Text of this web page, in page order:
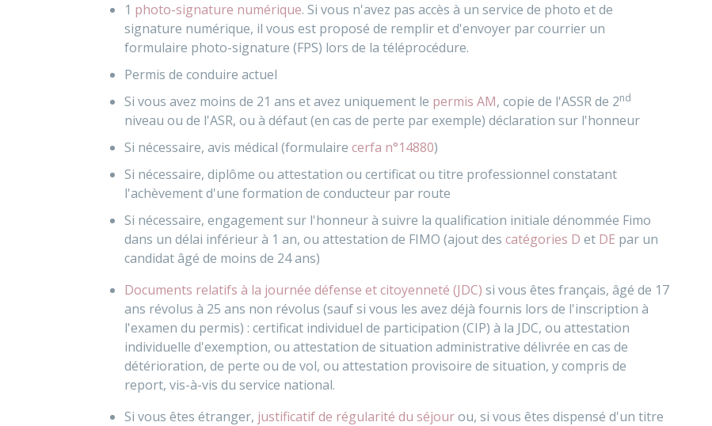
1 photo-signature numérique. Si vous n'avez pas accès à un service de photo et de
signature numérique, il vous est proposé de remplir et d'envoyer par courrier un
formulaire photo-signature (FPS) lors de la téléprocédure.
Permis de conduire actuel
Si vous avez moins de 21 ans et avez uniquement le permis AM, copie de l'ASSRde 2nd
niveau ou de l'ASR, ou à défaut (en cas de perte par exemple) déclaration sur l'honneur
Si nécessaire, avis médical (formulaire cerfa n°14880)
Si nécessaire, diplôme ou attestation ou certificat ou titre professionnel constatant
l'achèvement d'une formation de conducteur par route
Si nécessaire, engagement sur l'honneur à suivre la qualification initiale dénommée Fimo
dans un délai inférieur à 1 an, ou attestation de FIMO (ajout des catégories D et DE par un
candidat âgé de moins de 24 ans)
Documents relatifs à la journée défense et citoyenneté (JDC) si vous êtes français, âgé de 17
ans révolus à 25 ans non révolus (sauf si vous les avez déjà fournis lors de l'inscription à
l'examen du permis) : certificat individuel de participation (CIP) à la JDC, ou attestation
individuelle d'exemption, ou attestation de situation administrative délivrée en cas de
détérioration, de perte ou de vol, ou attestation provisoire de situation, y compris de
report, vis-à-vis du service national.
Si vous êtes étranger, justificatif de régularité du séjourou, si vous êtes dispensé d'un titre